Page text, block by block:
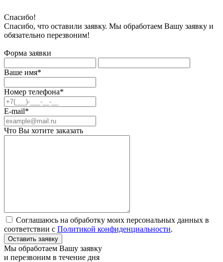
Спасибо!
Спасибо, что оставили заявку. Мы обработаем Вашу заявку и
обязательно перезвоним!
Форма заявки
Ваше имя*
Номер телефона*
E-mail*
Что Вы хотите заказать
Соглашаюсь на обработку моих персональных данных в
соответствии с Политикой конфиденциальности.
Мы обработаем Вашу заявку
и перезвоним в течение дня